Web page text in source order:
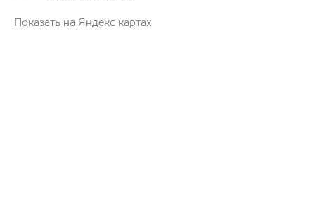
Показать на Яндекс картах